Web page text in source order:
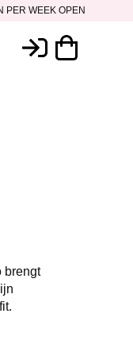
PER WEEK OPEN
brengt